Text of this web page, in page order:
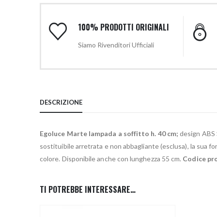
100% PRODOTTI ORIGINALI
Siamo Rivenditori Ufficiali
DESCRIZIONE
Egoluce Marte lampada a soffitto h. 40 cm; design
sostituibile arretrata e non abbagliante (esclusa), la sua
colore. Disponibile anche con lunghezza 55 cm. Codice
TI POTREBBE INTERESSARE…